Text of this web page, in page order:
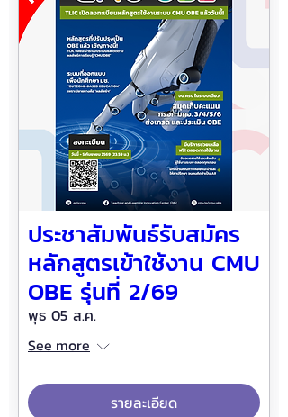
ประชาสัมพันธ์รับสมัคร
หลักสูตรเข้าใช้งาน CMU
OBE รุ่นที่ 2/69
พุธ 05 ส.ค.
See more
รายละเอียด